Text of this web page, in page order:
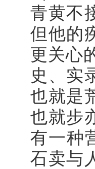
青黄不
但他的
更关心
史、实
也就是
也就步
有一种
石卖与